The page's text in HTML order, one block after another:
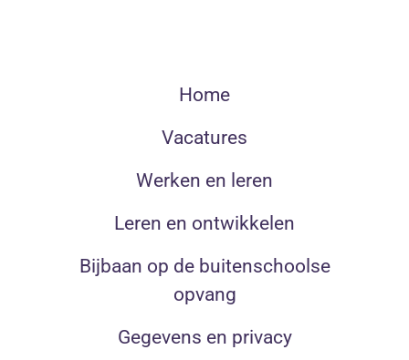
Home
Vacatures
Werken en leren
Leren en ontwikkelen
Bijbaan op de buitenschoolse
opvang
Gegevens en privacy